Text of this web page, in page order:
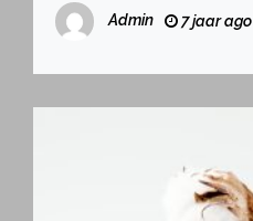
Admin 7 jaar ago